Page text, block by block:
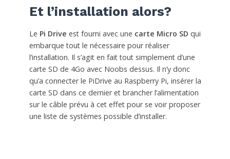
Et l’installation alors?
Le Pi Drive est fourni avec une carte Micro SD qui
embarque tout le nécessaire pour réaliser
l’installation. Il s’agit en fait tout simplement d’une
carte SD de 4Go avec Noobs dessus. Il n’y donc
qu’a connecter le PiDrive au Raspberry Pi, insérer la
carte SD dans ce dernier et brancher l’alimentation
sur le câble prévu à cet effet pour se voir proposer
une liste de systèmes possible d’installer.